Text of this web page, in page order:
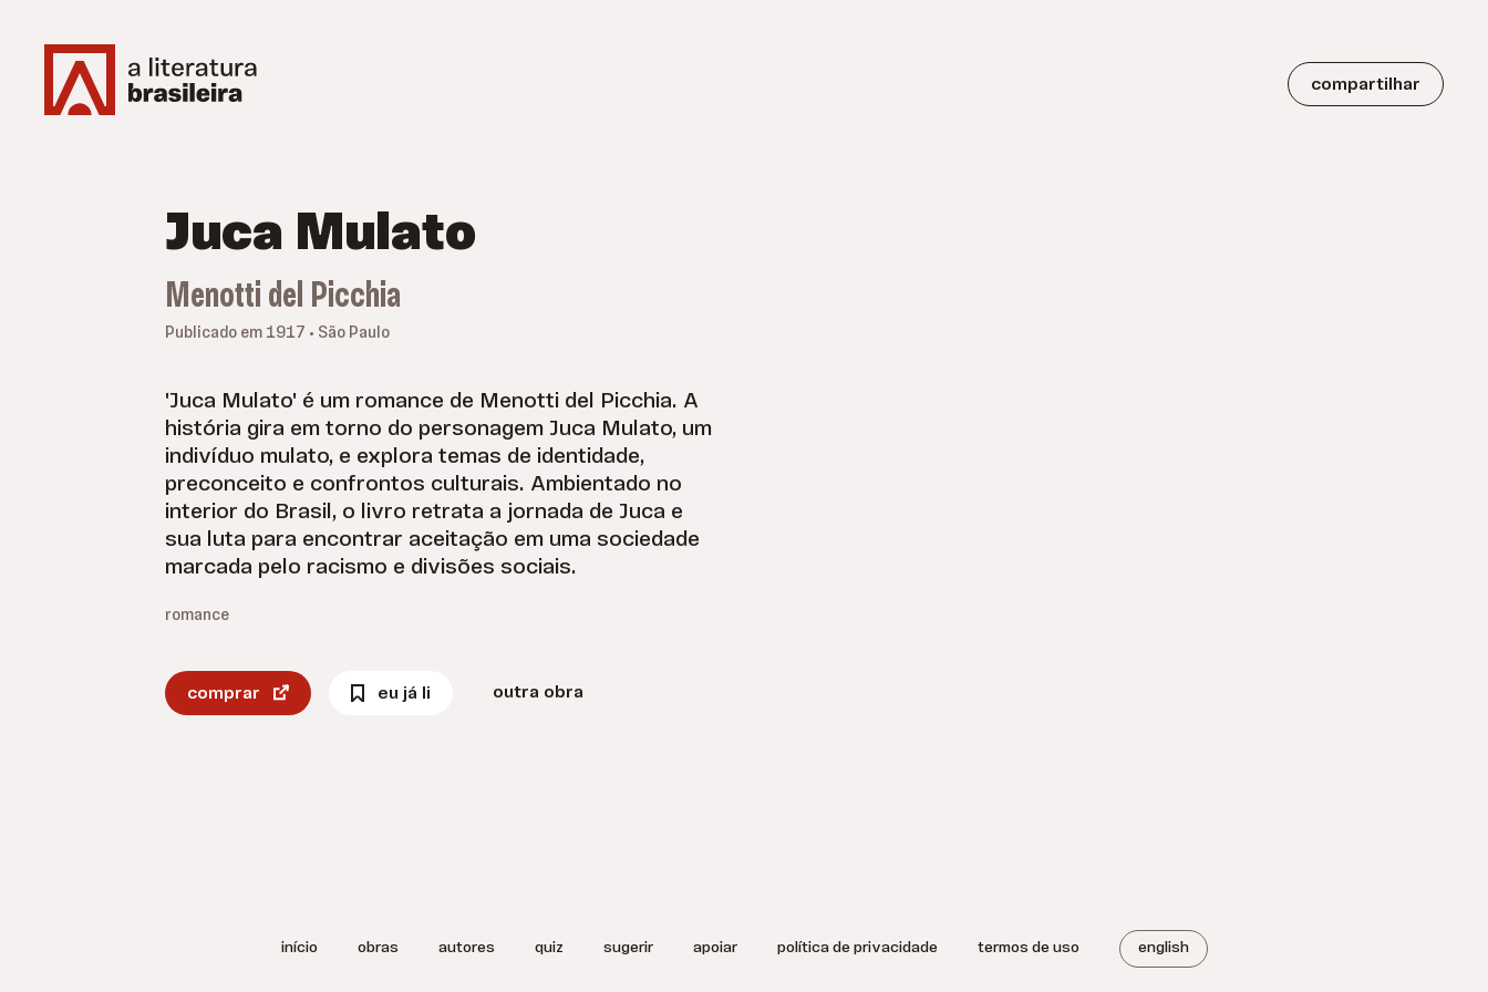
compartilhar
Juca Mulato
Menotti del Picchia
Publicado em 1917 • São Paulo
'Juca Mulato' é um romance de Menotti del Picchia. A
história gira em torno do personagem Juca Mulato, um
indivíduo mulato, e explora temas de identidade,
preconceito e confrontos culturais. Ambientado no
interior do Brasil, o livro retrata a jornada de Juca e
sua luta para encontrar aceitação em uma sociedade
marcada pelo racismo e divisões sociais.
romance
comprar eu já li outra obra
início obras autores quiz sugerir apoiar política de privacidade termos de uso english